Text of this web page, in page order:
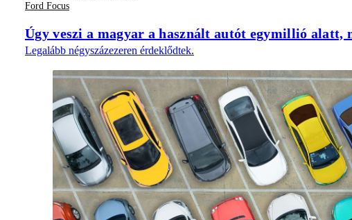
Ford Focus
Úgy veszi a magyar a használt autót egymillió
Legalább négyszázezeren érdeklődtek.